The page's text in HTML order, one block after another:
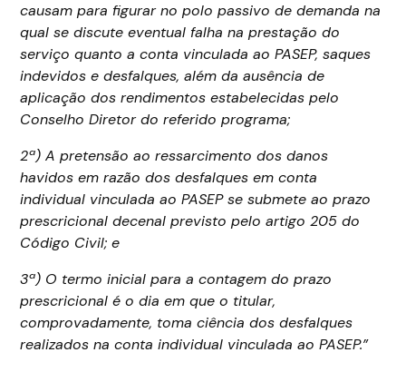
causam para figurar no polo passivo de demanda na
qual se discute eventual falha na prestação do
serviço quanto a conta vinculada ao PASEP, saques
indevidos e desfalques, além da ausência de
aplicação dos rendimentos estabelecidas pelo
Conselho Diretor do referido programa;
2ª) A pretensão ao ressarcimento dos danos
havidos em razão dos desfalques em conta
individual vinculada ao PASEP se submete ao prazo
prescricional decenal previsto pelo artigo 205 do
Código Civil; e
3ª) O termo inicial para a contagem do prazo
prescricional é o dia em que o titular,
comprovadamente, toma ciência dos desfalques
realizados na conta individual vinculada ao PASEP.”